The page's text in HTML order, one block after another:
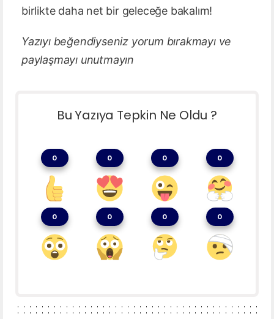
birlikte daha net bir geleceğe bakalım!
Yazıyı beğendiyseniz yorum bırakmayı ve
paylaşmayı unutmayın
Bu Yazıya Tepkin Ne Oldu ?
0 0 0 0
0 0 0 0